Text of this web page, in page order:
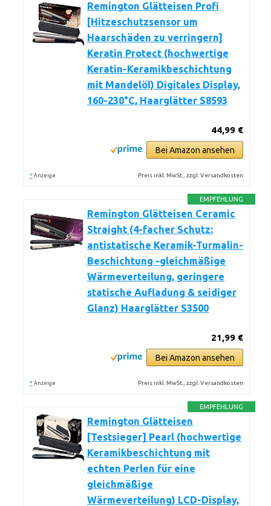
Remington Glätteisen Profi
[Hitzeschutzsensor um
Haarschäden zu verringern]
Keratin Protect (hochwertige
Keratin-Keramikbeschichtung
mit Mandelöl) Digitales Display,
160-230°C, Haarglätter S8593
44,99 €
Bei Amazon ansehen
* Anzeige Preis inkl. MwSt., zzgl. Versandkosten
EMPFEHLUNG
Remington Glätteisen Ceramic
Straight (4-facher Schutz:
antistatische Keramik-Turmalin-
Beschichtung -gleichmäßige
Wärmeverteilung, geringere
statische Aufladung & seidiger
Glanz) Haarglätter S3500
21,99 €
Bei Amazon ansehen
* Anzeige Preis inkl. MwSt., zzgl. Versandkosten
EMPFEHLUNG
Remington Glätteisen
[Testsieger] Pearl (hochwertige
Keramikbeschichtung mit
echten Perlen für eine
gleichmäßige
Wärmeverteilung) LCD-Display,